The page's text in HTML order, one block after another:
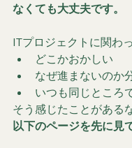
なくても大丈夫です。
ITプロジェクトに関わ
どこかおかしい
なぜ進まないのか
いつも同じところ
そう感じたことがある
以下のページを先に見